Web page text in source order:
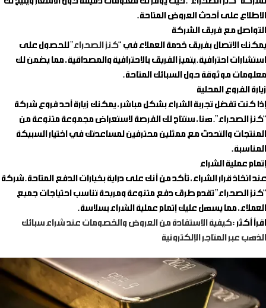
الاطلاع على أحدث العروض المتاحة.
التواصل مع فريق الشركة
يمكنك الاتصال بفريق خدمة العملاء في “كنز الصحراء” للحصول على
استشارات احترافية. يتميز الفريق بالاحترافية والمصداقية، مما يضمن لك
معلومات موثوقة حول السبائك المتاحة.
زيارة الفروع المحلية
إذا كنت تفضل تجربة الشراء بشكل مباشر، يمكنك زيارة أحد فروع شركة
“كنز الصحراء”. هنا، ستتاح لك الفرصة لاستعراض مجموعة متنوعة من
المنتجات والتحدث مع ممثلين محترفين لمساعدتك في اختيار السبيكة
المناسبة.
إتمام عملية الشراء
عند اتخاذ قرار الشراء، تأكد من أنك على دراية بخيارات الدفع المتاحة. شركة
“كنز الصحراء” تقدم طرق دفع متنوعة ومريحة تناسب احتياجات جميع
العملاء، مما يسهل عليك إتمام عملية الشراء بسلاسة.
اقرأ أكثر :كيفية الاستفادة من العروض والخصومات عند شراء سبائك
الذهب عبر المتاجر الإلكترونية